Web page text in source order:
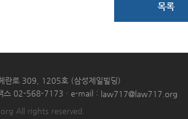
목록
란로 309, 1205호 (삼성제일빌딩)
스 02-568-7173 · e-mail : law717@law717.org
All rights reserved.